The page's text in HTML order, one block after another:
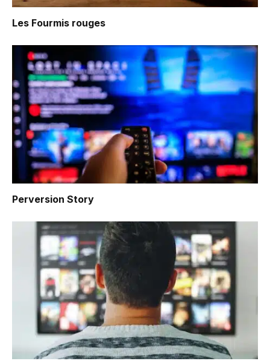
Les Fourmis rouges
Perversion Story